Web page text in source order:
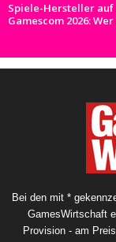
Spiele-Hersteller
Gamescom 2026:
Bei den mit *
GamesWirtschaft
Provision - am